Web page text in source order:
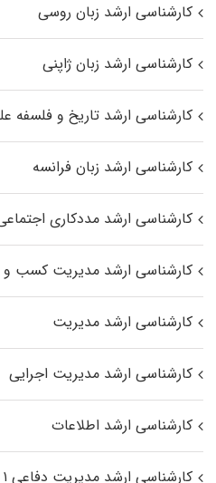
کارشناسی ارشد زبان روسی
کارشناسی ارشد زبان ژاپنی
کارشناسی ارشد تاریخ و فلسفه
کارشناسی ارشد زبان فرانسه
کارشناسی ارشد مددکاری
کارشناسی ارشد مدیریت کسب و
کارشناسی ارشد مدیریت
کارشناسی ارشد مدیریت اجرایی
کارشناسی ارشد اطلاعات
کارشناسی ارشد مدیریت دفاعی ۱